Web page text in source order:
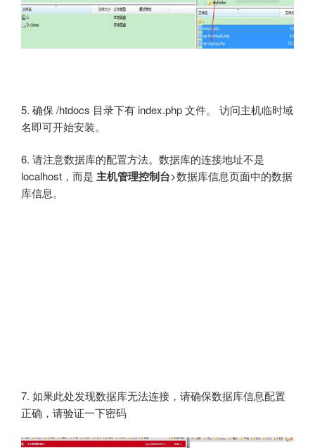
5. 确保 /htdocs 目录下有 index.php 文件。 访问主机临时域
名即可开始安装。
6. 请注意数据库的配置方法。数据库的连接地址不是
localhost，而是 主机管理控制台>数据库信息页面中的数据
库信息。
7. 如果此处发现数据库无法连接，请确保数据库信息配置
正确，请验证一下密码